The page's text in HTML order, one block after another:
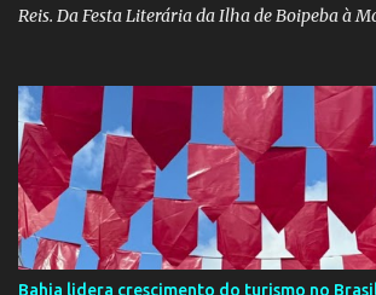
Reis. Da Festa Literária da Ilha de Boipeba à
— levará ao continente africano o projeto
Diversidades Culturais Diaspóricas,
Flipeba na Feira do Livro de Maputo, que
junho, reunindo importantes nomes da
mundial. O projeto busca fomentar a leitura e
a partir de experiências de viagem conectadas
Como desdobramento, será lançado durante a
Bahia lidera crescimento do turismo no